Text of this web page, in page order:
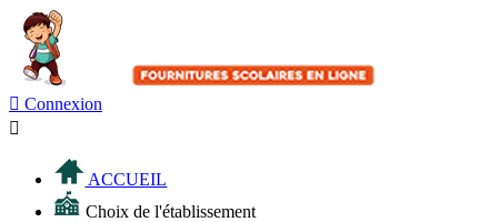
 Connexion

ACCUEIL
Choix de l'établissement